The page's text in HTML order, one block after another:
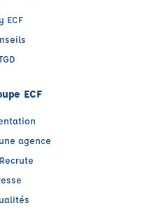
ECF
ECF
agence